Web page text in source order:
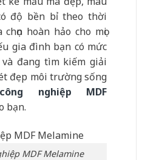
độ bền bỉ theo thời
hoàn hảo cho mọi
gia đình bạn có mức
đang tìm kiếm giải
đẹp môi trường sống
nghiệp MDF
bạn.
MDF Melamine